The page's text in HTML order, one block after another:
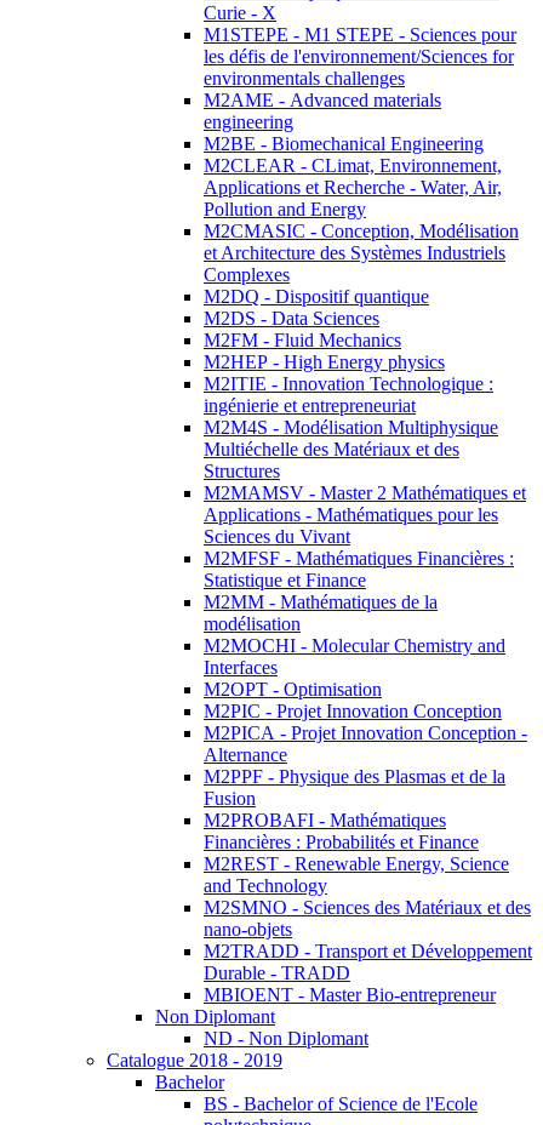
Curie - X
M1STEPE - M1 STEPE - Sciences pour
les défis de l'environnement/Sciences for
environmentals challenges
M2AME - Advanced materials
engineering
M2BE - Biomechanical Engineering
M2CLEAR - CLimat, Environnement,
Applications et Recherche - Water, Air,
Pollution and Energy
M2CMASIC - Conception, Modélisation
et Architecture des Systèmes Industriels
Complexes
M2DQ - Dispositif quantique
M2DS - Data Sciences
M2FM - Fluid Mechanics
M2HEP - High Energy physics
M2ITIE - Innovation Technologique :
ingénierie et entrepreneuriat
M2M4S - Modélisation Multiphysique
Multiéchelle des Matériaux et des
Structures
M2MAMSV - Master 2 Mathématiques et
Applications - Mathématiques pour les
Sciences du Vivant
M2MFSF - Mathématiques Financières :
Statistique et Finance
M2MM - Mathématiques de la
modélisation
M2MOCHI - Molecular Chemistry and
Interfaces
M2OPT - Optimisation
M2PIC - Projet Innovation Conception
M2PICA - Projet Innovation Conception -
Alternance
M2PPF - Physique des Plasmas et de la
Fusion
M2PROBAFI - Mathématiques
Financières : Probabilités et Finance
M2REST - Renewable Energy, Science
and Technology
M2SMNO - Sciences des Matériaux et des
nano-objets
M2TRADD - Transport et Développement
Durable - TRADD
MBIOENT - Master Bio-entrepreneur
Non Diplomant
ND - Non Diplomant
Catalogue 2018 - 2019
Bachelor
BS - Bachelor of Science de l'Ecole